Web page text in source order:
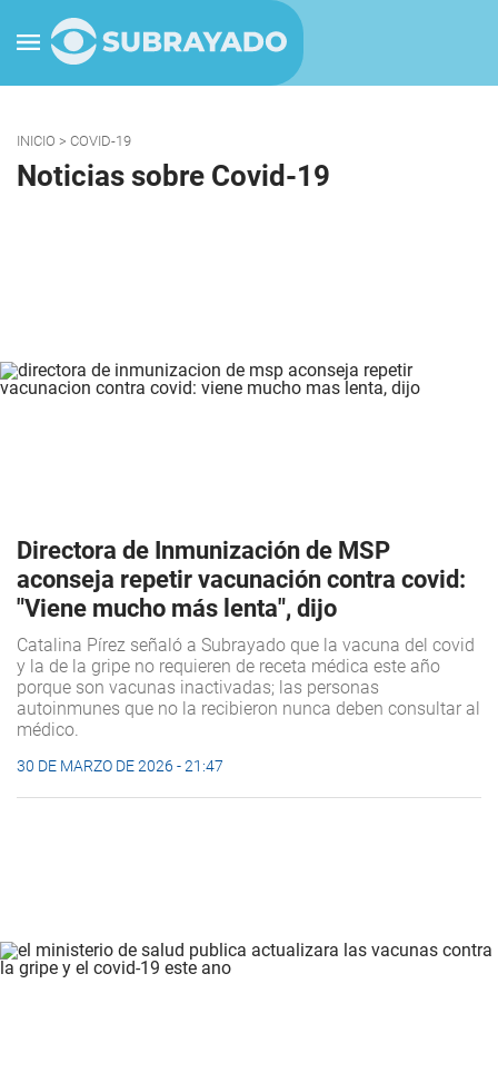
INICIO > COVID-19
Noticias sobre Covid-19
Directora de Inmunización de MSP
aconseja repetir vacunación contra covid:
"Viene mucho más lenta", dijo
Catalina Pírez señaló a Subrayado que la vacuna del covid
y la de la gripe no requieren de receta médica este año
porque son vacunas inactivadas; las personas
autoinmunes que no la recibieron nunca deben consultar al
médico.
30 DE MARZO DE 2026 - 21:47